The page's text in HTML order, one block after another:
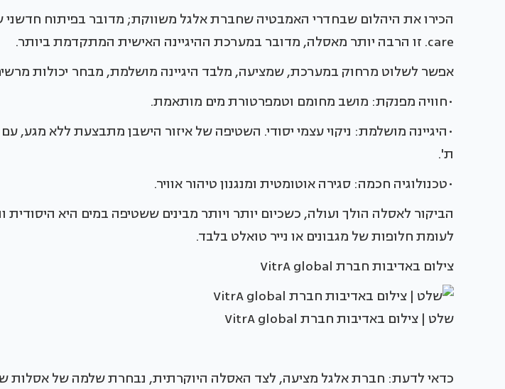
care. זו הרבה יותר מאסלה, מדובר במערכת ההיגיינה האישית המתקדמת ביותר.
אפשר לשלוט מרחוק במערכת, שמציעה, מלבד היגיינה מושלמת, מבחר יכולות
•חוויה מפנקת: מושב מחומם וטמפרטורת מים מותאמת.
•היגיינה מושלמת: ניקוי עצמי יסודי. השטיפה של איזור הישבן מתבצעת ללא מגע, עם
ת'.
•טכנולוגיה חכמה: סגירה אוטומטית ומנגנון טיהור אוויר.
הביקור לאסלה הולך ועולה, כשכיום יותר ויותר מבינים ששטיפה במים היא היסודית
לעומת חלופות של מגבונים או נייר טואלט בלבד.
צילום באדיבות חברת VitrA global
שלט | צילום באדיבות חברת VitrA global
כדאי לדעת: חברת אלגל מציעה, לצד האסלה היוקרתית, נבחרת שלמה של אסלות